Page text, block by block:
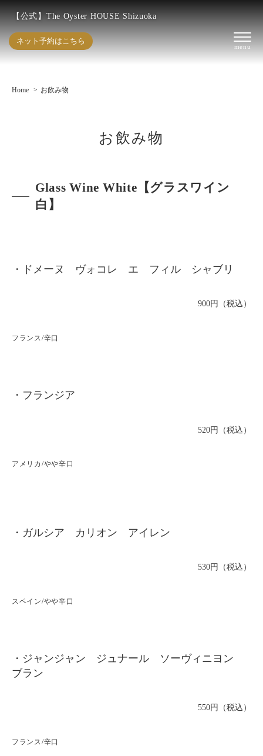
【公式】The Oyster HOUSE Shizuoka
ネット予約はこちら
Home お飲み物
お飲み物
Glass Wine White【グラスワイン
白】
・ドメーヌ ヴォコレ エ フィル シャブリ
900円（税込）
フランス/辛口
・フランジア
520円（税込）
アメリカ/やや辛口
・ガルシア カリオン アイレン
530円（税込）
スペイン/やや辛口
・ジャンジャン ジュナール ソーヴィニヨン
ブラン
550円（税込）
フランス/辛口